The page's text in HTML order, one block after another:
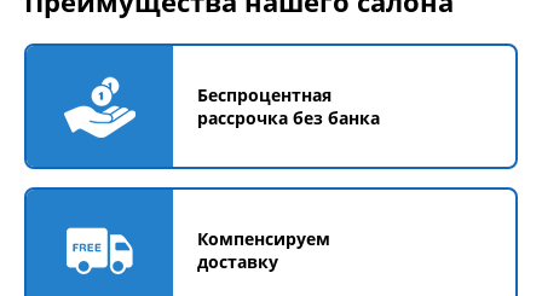
Беспроцентная
рассрочка без банка
Компенсируем
доставку